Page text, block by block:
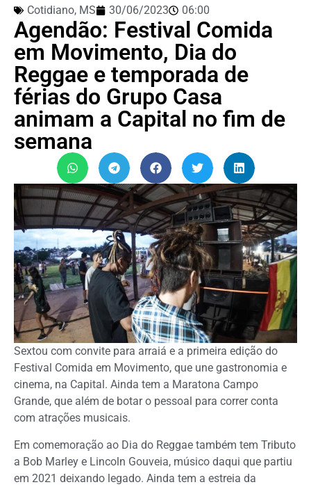
Cotidiano, MS 30/06/2023 06:00
Agendão: Festival Comida
em Movimento, Dia do
Reggae e temporada de
férias do Grupo Casa
animam a Capital no fim de
semana
Sextou com convite para arraiá e a primeira edição do
Festival Comida em Movimento, que une gastronomia e
cinema, na Capital. Ainda tem a Maratona Campo
Grande, que além de botar o pessoal para correr conta
com atrações musicais.
Em comemoração ao Dia do Reggae também tem Tributo
a Bob Marley e Lincoln Gouveia, músico daqui que partiu
em 2021 deixando legado. Ainda tem a estreia da